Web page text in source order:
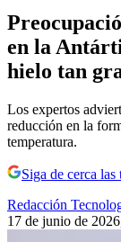
en la
hielo tan
Los expertos
reducción en la
temperatura.
Siga de cerca
Redacción
17 de junio de